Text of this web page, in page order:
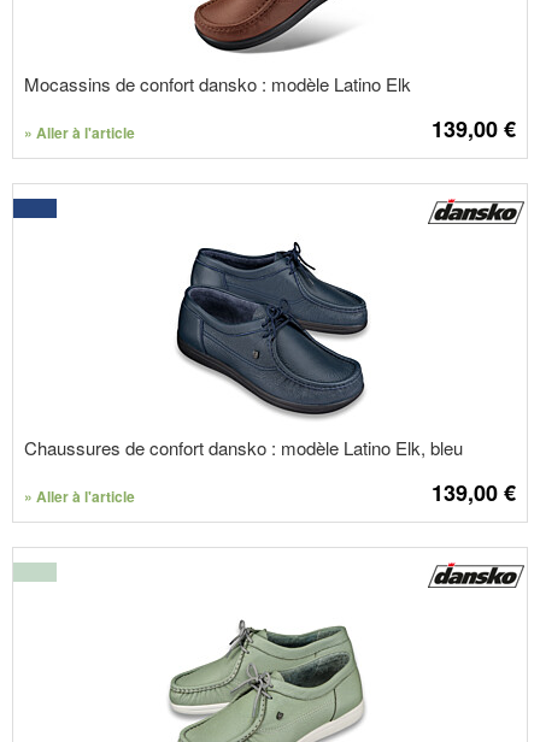
Mocassins de confort dansko : modèle Latino Elk
» Aller à l'article 139,00€
Chaussures de confort dansko : modèle Latino Elk, bleu
» Aller à l'article 139,00€